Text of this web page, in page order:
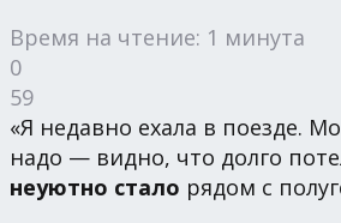
Время на чтение: 1 минута
0
59
«Я недавно ехала в поезде.
надо — видно, что долго
неуютно стало рядом с